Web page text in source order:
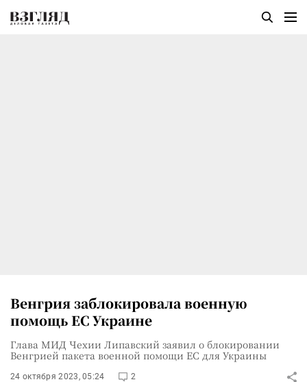
Венгрия заблокировала военную
помощь ЕС Украине
Глава МИД Чехии Липавский заявил о блокировании
Венгрией пакета военной помощи ЕС для Украины
24 октября 2023, 05:24 2